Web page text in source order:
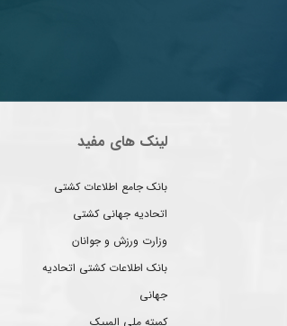
لینک های مفید
بانک جامع اطلاعات کشتی
اتحادیه جهانی کشتی
وزارت ورزش و جوانان
بانک اطلاعات کشتی اتحادیه
جهانی
کمیته ملی المپیک